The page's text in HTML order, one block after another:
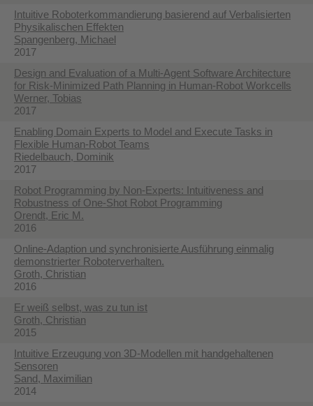
Intuitive Roboterkommandierung basierend auf Verbalisierten
Physikalischen Effekten
Spangenberg, Michael
2017
Design and Evaluation of a Multi-Agent Software Architecture
for Risk-Minimized Path Planning in Human-Robot Workcells
Werner, Tobias
2017
Enabling Domain Experts to Model and Execute Tasks in
Flexible Human-Robot Teams
Riedelbauch, Dominik
2017
Robot Programming by Non-Experts: Intuitiveness and
Robustness of One-Shot Robot Programming
Orendt, Eric M.
2016
Online-Adaption und synchronisierte Ausführung einmalig
demonstrierter Roboterverhalten.
Groth, Christian
2016
Er weiß selbst, was zu tun ist
Groth, Christian
2015
Intuitive Erzeugung von 3D-Modellen mit handgehaltenen
Sensoren
Sand, Maximilian
2014